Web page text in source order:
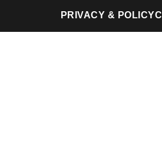
PRIVACY & POLICY